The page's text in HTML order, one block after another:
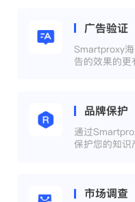
广告验证
Smartproxy
告的效果的更
品牌保护
通过
保护您的知识
市场调查